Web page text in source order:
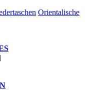
Orientalische